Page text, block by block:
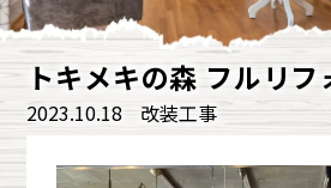
トキメキの森 フルリフ
2023.10.18 改装工事